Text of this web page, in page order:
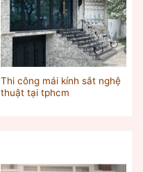
Thi công mái kính sắt nghệ
thuật tại tphcm